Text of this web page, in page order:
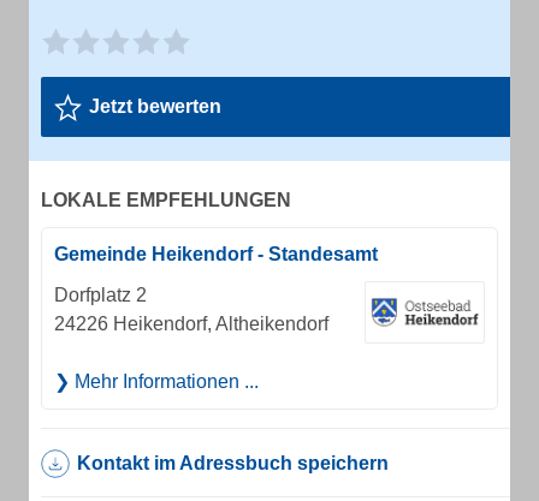
Jetzt bewerten
LOKALE EMPFEHLUNGEN
Gemeinde Heikendorf - Standesamt
Dorfplatz 2
24226 Heikendorf, Altheikendorf
Mehr Informationen ...
Kontakt im Adressbuch speichern